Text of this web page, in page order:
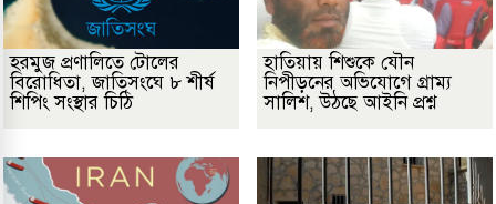
হরমুজ প্রণালিতে টোলের
বিরোধিতা, জাতিসংঘে ৮ শীর্ষ
শিপিং সংস্থার চিঠি
হাতিয়ায় শিশুকে যৌন
নিপীড়নের অভিযোগে গ্রাম্য
সালিশ, উঠছে আইনি প্রশ্ন